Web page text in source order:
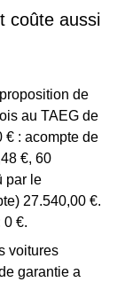
coûte aussi
de
au TAEG de
€ : acompte de
€, 60
par le
27.540,00 €.
0 €.
voitures
garantie a